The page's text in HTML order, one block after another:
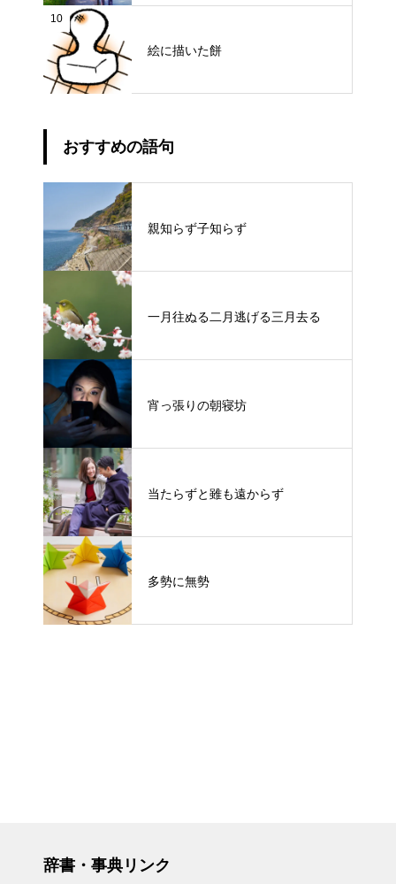
10
絵に描いた餅
おすすめの語句
親知らず子知らず
一月往ぬる二月逃げる三月去る
宵っ張りの朝寝坊
当たらずと雖も遠からず
多勢に無勢
辞書・事典リンク